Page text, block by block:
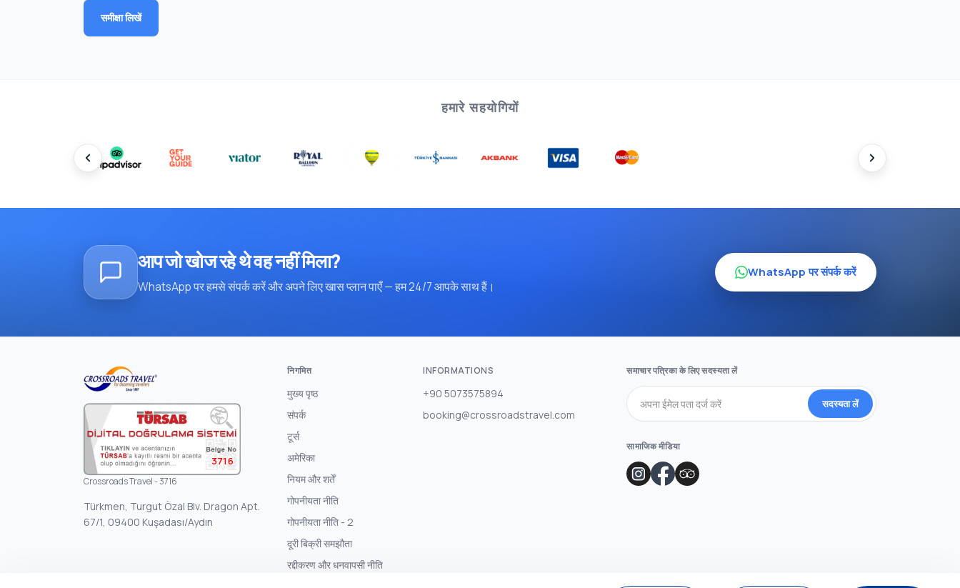
समीक्षा लिखें
हमारे सहयोगियों
आप जो खोज रहे थे वह नहीं मिला?
WhatsApp पर हमसे संपर्क करें और अपने लिए खास प्लान पाएँ — हम 24/7 आपके साथ हैं।
WhatsApp पर संपर्क करें
3716
Crossroads Travel - 3716
Türkmen, Turgut Özal Blv. Dragon Apt.
67/1, 09400 Kuşadası/Aydın
निगमित
मुख्य पृष्ठ
संपर्क
टूर्स
अमेरिका
नियम और शर्तें
गोपनीयता नीति
गोपनीयता नीति - 2
दूरी बिक्री समझौता
रद्दीकरण और धनवापसी नीति
INFORMATIONS
+90 5073575894
booking@crossroadstravel.com
समाचार पत्रिका के लिए सदस्यता लें
सदस्यता लें
सामाजिक मीडिया